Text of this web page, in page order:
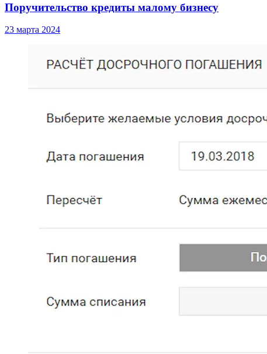
Поручительство кредиты малому бизнесу
23 марта 2024